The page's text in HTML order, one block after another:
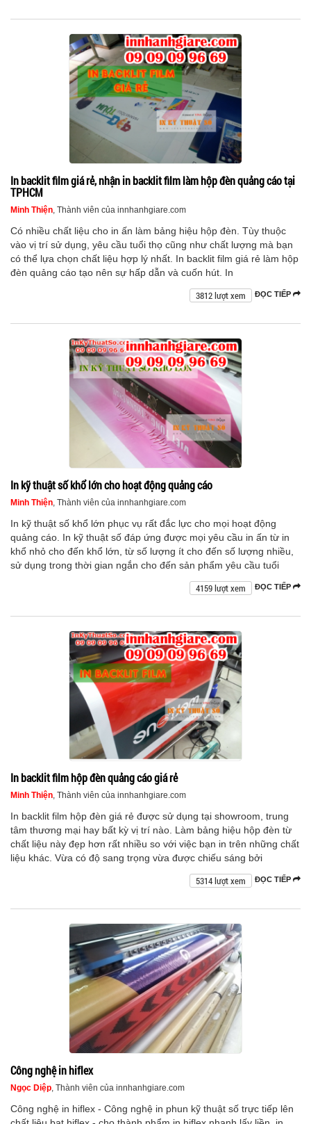
In backlit film giá rẻ, nhận in backlit film làm hộp đèn quảng cáo tại
TPHCM
Minh Thiện, Thành viên của innhanhgiare.com
Có nhiều chất liệu cho in ấn làm bảng hiệu hộp đèn. Tùy thuộc
vào vị trí sử dụng, yêu cầu tuổi thọ cũng như chất lượng mà bạn
có thể lựa chọn chất liệu hợp lý nhất. In backlit film giá rẻ làm hộp
đèn quảng cáo tạo nên sự hấp dẫn và cuốn hút. In
ĐỌC TIẾP
3812 lượt xem
In kỹ thuật số khổ lớn cho hoạt động quảng cáo
Minh Thiện, Thành viên của innhanhgiare.com
In kỹ thuật số khổ lớn phục vụ rất đắc lực cho mọi hoạt động
quảng cáo. In kỹ thuật số đáp ứng được mọi yêu cầu in ấn từ in
khổ nhỏ cho đến khổ lớn, từ số lượng ít cho đến số lượng nhiều,
sử dụng trong thời gian ngắn cho đến sản phẩm yêu cầu tuổi
ĐỌC TIẾP
4159 lượt xem
In backlit film hộp đèn quảng cáo giá rẻ
Minh Thiện, Thành viên của innhanhgiare.com
In backlit film hộp đèn giá rẻ được sử dụng tại showroom, trung
tâm thương mại hay bất kỳ vị trí nào. Làm bảng hiệu hộp đèn từ
chất liệu này đẹp hơn rất nhiều so với việc bạn in trên những chất
liệu khác. Vừa có độ sang trọng vừa được chiếu sáng bởi
ĐỌC TIẾP
5314 lượt xem
Công nghệ in hiflex
Ngọc Diệp, Thành viên của innhanhgiare.com
Công nghệ in hiflex - Công nghệ in phun kỹ thuật số trực tiếp lên